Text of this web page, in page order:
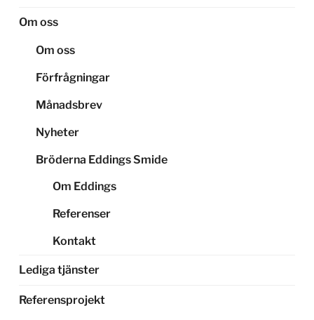
Om oss
Om oss
Förfrågningar
Månadsbrev
Nyheter
Bröderna Eddings Smide
Om Eddings
Referenser
Kontakt
Lediga tjänster
Referensprojekt